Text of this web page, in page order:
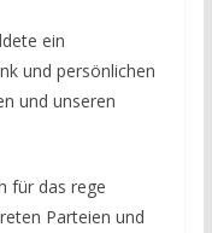
ein
und persönlichen
und unseren
für das rege
Parteien und